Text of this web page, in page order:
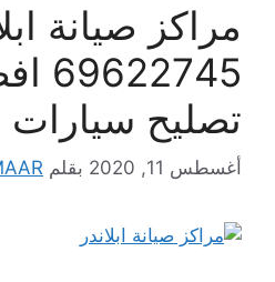
مراكز صيانة
تصليح سيارات
أغسطس 11, 2020 بقلم